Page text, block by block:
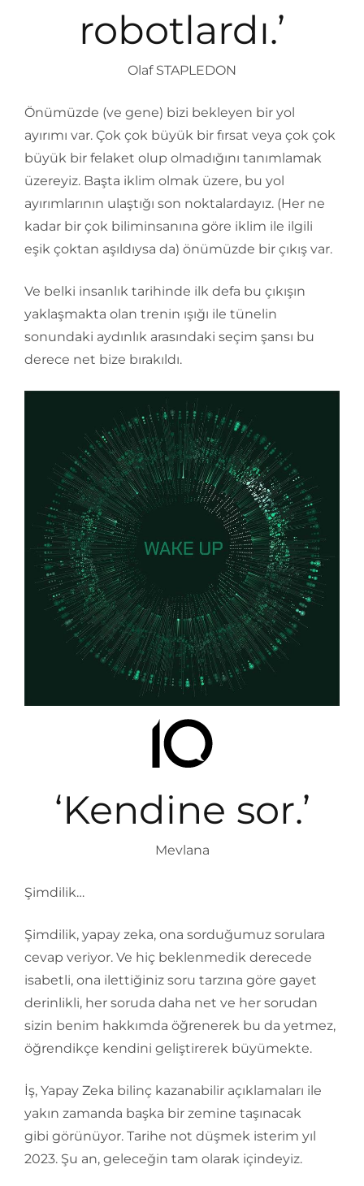
robotlardı.’
Olaf STAPLEDON
Önümüzde (ve gene) bizi bekleyen bir yol
ayırımı var. Çok çok büyük bir fırsat veya çok çok
büyük bir felaket olup olmadığını tanımlamak
üzereyiz. Başta iklim olmak üzere, bu yol
ayırımlarının ulaştığı son noktalardayız. (Her ne
kadar bir çok biliminsanına göre iklim ile ilgili
eşik çoktan aşıldıysa da) önümüzde bir çıkış var.
Ve belki insanlık tarihinde ilk defa bu çıkışın
yaklaşmakta olan trenin ışığı ile tünelin
sonundaki aydınlık arasındaki seçim şansı bu
derece net bize bırakıldı.
‘Kendine sor.’
Mevlana
Şimdilik…
Şimdilik, yapay zeka, ona sorduğumuz sorulara
cevap veriyor. Ve hiç beklenmedik derecede
isabetli, ona ilettiğiniz soru tarzına göre gayet
derinlikli, her soruda daha net ve her sorudan
sizin benim hakkımda öğrenerek bu da yetmez,
öğrendikçe kendini geliştirerek büyümekte.
İş, Yapay Zeka bilinç kazanabilir açıklamaları ile
yakın zamanda başka bir zemine taşınacak
gibi görünüyor. Tarihe not düşmek isterim yıl
2023. Şu an, geleceğin tam olarak içindeyiz.